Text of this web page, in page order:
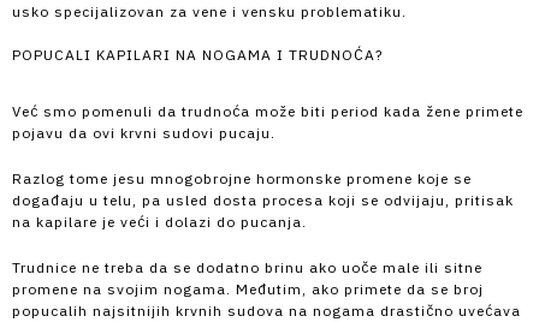
usko specijalizovan za vene i vensku problematiku.
POPUCALI KAPILARI NA NOGAMA I TRUDNOĆA?
Već smo pomenuli da trudnoća može biti period kada žene primete
pojavu da ovi krvni sudovi pucaju.
Razlog tome jesu mnogobrojne hormonske promene koje se
događaju u telu, pa usled dosta procesa koji se odvijaju, pritisak
na kapilare je veći i dolazi do pucanja.
Trudnice ne treba da se dodatno brinu ako uoče male ili sitne
promene na svojim nogama. Međutim, ako primete da se broj
popucalih najsitnijih krvnih sudova na nogama drastično uvećava